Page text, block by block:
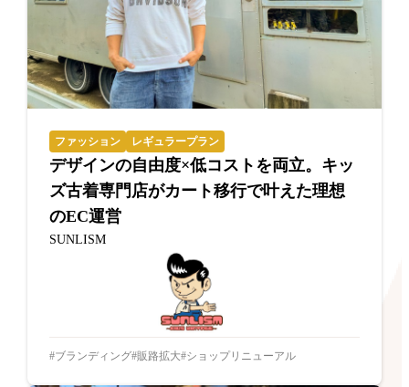
ファッション レギュラープラン
デザインの自由度×低コストを両立。キッ
ズ古着専門店がカート移行で叶えた理想
のEC運営
SUNLISM
ブランディング 販路拡大 ショップリニューアル